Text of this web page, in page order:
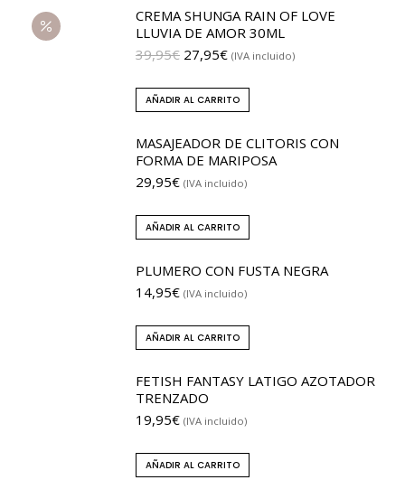
CREMA SHUNGA RAIN OF LOVE
LLUVIA DE AMOR 30ML
39,95€ 27,95€ (IVA incluido)
AÑADIR AL CARRITO
MASAJEADOR DE CLITORIS CON
FORMA DE MARIPOSA
29,95€ (IVA incluido)
AÑADIR AL CARRITO
PLUMERO CON FUSTA NEGRA
14,95€ (IVA incluido)
AÑADIR AL CARRITO
FETISH FANTASY LATIGO AZOTADOR
TRENZADO
19,95€ (IVA incluido)
AÑADIR AL CARRITO